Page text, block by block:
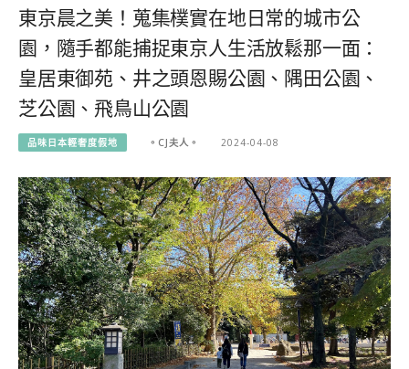
東京晨之美！蒐集樸實在地日常的城市公
園，隨手都能捕捉東京人生活放鬆那一面：
皇居東御苑、井之頭恩賜公園、隅田公園、
芝公園、飛鳥山公園
品味日本輕奢度假地 。CJ夫人。 2024-04-08